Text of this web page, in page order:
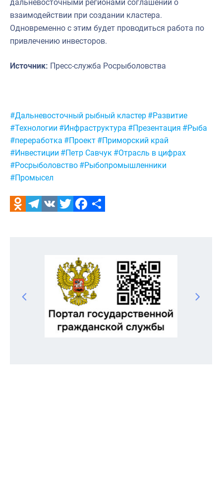
дальневосточными регионами соглашений о
взаимодействии при создании кластера.
Одновременно с этим будет проводиться работа по
привлечению инвесторов.
Источник: Пресс-служба Росрыболовства
Метки:
#Дальневосточный рыбный кластер #Развитие
#Технологии #Инфраструктура #Презентация #Рыба
#переработка #Проект #Приморский край
#Инвестиции #Петр Савчук #Отрасль в цифрах
#Росрыболовство #Рыбопромышленники
#Промысел